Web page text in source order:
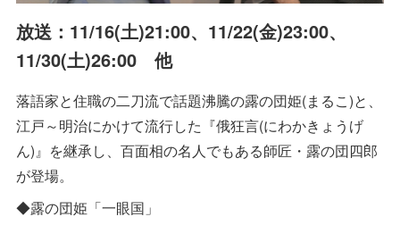
放送：11/16(土)21:00、11/22(金)23:00、
11/30(土)26:00 他
落語家と住職の二刀流で話題沸騰の露の団姫(まるこ)と、
江戸～明治にかけて流行した『俄狂言(にわかきょうげ
ん)』を継承し、百面相の名人でもある師匠・露の団四郎
が登場。
◆露の団姫「一眼国」